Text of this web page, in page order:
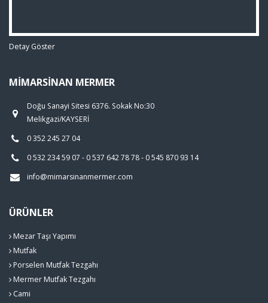
Detay Göster
MIMARSINAN MERMER
Doğu Sanayi Sitesi 6376. Sokak No:30
Melikgazi/KAYSERİ
0 352 245 27 04
0 532 234 59 07 - 0 537 642 78 78 - 0 545 870 93 14
info@mimarsinanmermer.com
ÜRÜNLER
Mezar Taşı Yapımı
Mutfak
Porselen Mutfak Tezgahı
Mermer Mutfak Tezgahı
Cami